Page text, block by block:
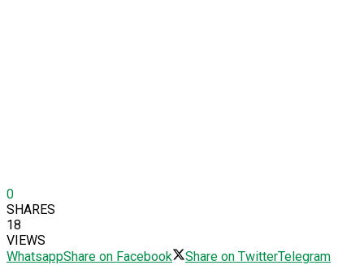
0
SHARES
18
VIEWS
WhatsappShare on Facebook Share on TwitterTelegram